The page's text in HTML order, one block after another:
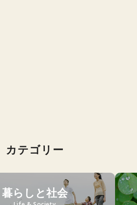
カテゴリー
暮らしと社会